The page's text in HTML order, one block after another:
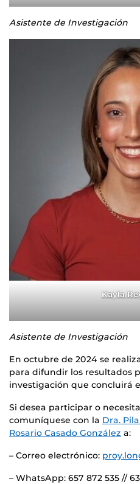
Asistente de Investigación
Kayla
Asistente de Investigación
En octubre de 2024 se
para difundir los resultados
investigación que concluirá
Si desea participar o
comuníquese con la Dra.
Rosario Casado González a:
– Correo electrónico:
– WhatsApp: 657 872 535 //